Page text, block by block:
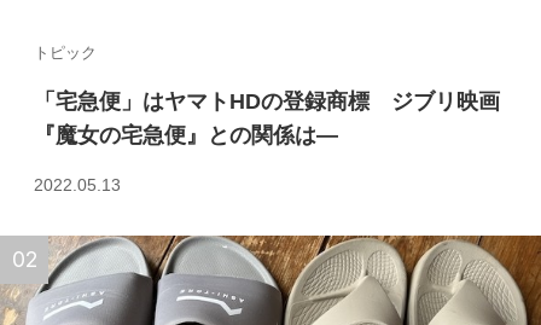
トピック
「宅急便」はヤマトHDの登録商標 ジブリ映画
『魔女の宅急便』との関係は—
2022.05.13